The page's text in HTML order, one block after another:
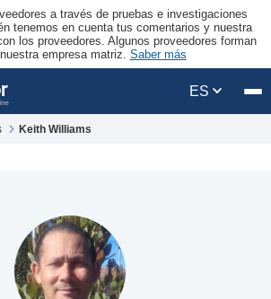
a través de pruebas e investigaciones
tenemos en cuenta tus comentarios y nuestra
los proveedores. Algunos proveedores forman
empresa matriz. Saber más
ES
Keith Williams